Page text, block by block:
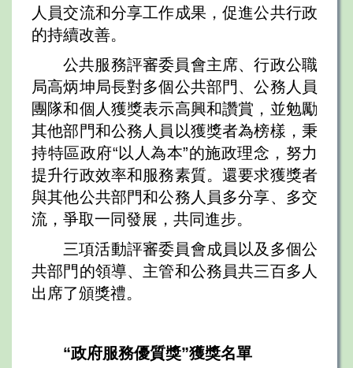
人員交流和分享工作成果，促進公共行政
的持續改善。
公共服務評審委員會主席、行政公職
局高炳坤局長對多個公共部門、公務人員
團隊和個人獲獎表示高興和讚賞，並勉勵
其他部門和公務人員以獲獎者為榜樣，秉
持特區政府“以人為本”的施政理念，努力
提升行政效率和服務素質。還要求獲獎者
與其他公共部門和公務人員多分享、多交
流，爭取一同發展，共同進步。
三項活動評審委員會成員以及多個公
共部門的領導、主管和公務員共三百多人
出席了頒獎禮。
“政府服務優質獎”獲獎名單